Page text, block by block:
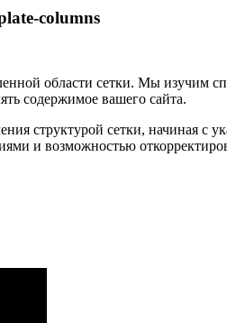
columns
области сетки. Мы изучим
содержимое вашего сайта.
структурой сетки, начиная с
и возможностью